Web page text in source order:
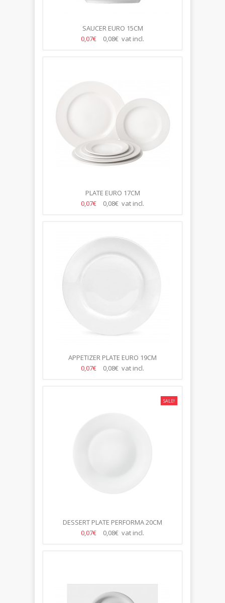
SAUCER EURO 15CM
0,07€
0,08€ vat incl.
PLATE EURO 17CM
0,07€
0,08€ vat incl.
APPETIZER PLATE EURO 19CM
0,07€
0,08€ vat incl.
SALE!
DESSERT PLATE PERFORMA 20CM
0,07€
0,08€ vat incl.